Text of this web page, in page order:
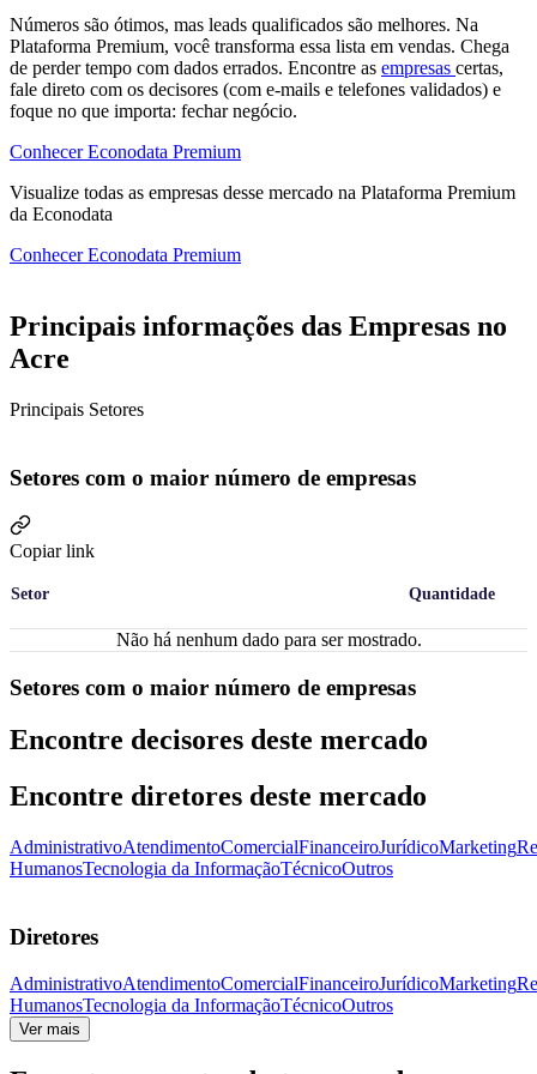
Números são ótimos, mas leads qualificados são melhores. Na
Plataforma Premium, você transforma essa lista em vendas. Chega
de perder tempo com dados errados. Encontre as empresas certas,
fale direto com os decisores (com e-mails e telefones validados) e
foque no que importa: fechar negócio.
Conhecer Econodata Premium
Visualize todas as empresas desse mercado na Plataforma Premium
da Econodata
Conhecer Econodata Premium
Principais informações das Empresas no
Acre
Principais Setores
Setores com o maior número de empresas
Copiar link
Setor Quantidade
Não há nenhum dado para ser mostrado.
Setores com o maior número de empresas
Encontre decisores deste mercado
Encontre diretores deste mercado
AdministrativoAtendimentoComercialFinanceiroJurídicoMarketing
HumanosTecnologia da InformaçãoTécnicoOutros
Diretores
AdministrativoAtendimentoComercialFinanceiroJurídicoMarketing
HumanosTecnologia da InformaçãoTécnicoOutros
Ver mais